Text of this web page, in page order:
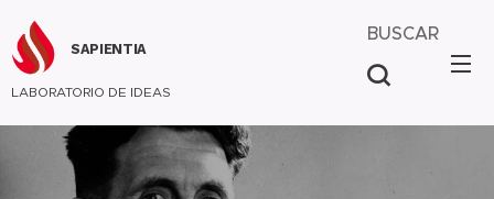
SAPIENTIA
LABORATORIO DE IDEAS
BUSCAR